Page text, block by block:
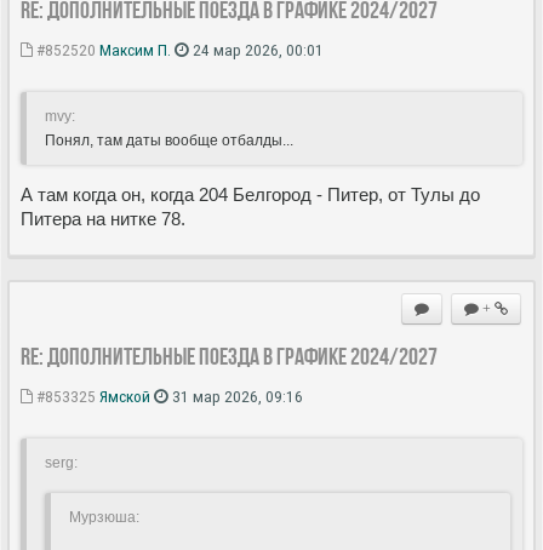
Re: Дополнительные поезда в Графике 2024/2027
#852520 Максим П. 24 мар 2026, 00:01
mvy:
Понял, там даты вообще отбалды...
А там когда он, когда 204 Белгород - Питер, от Тулы до
Питера на нитке 78.
+
Re: Дополнительные поезда в Графике 2024/2027
#853325 Ямской 31 мар 2026, 09:16
serg:
Мурзюша: